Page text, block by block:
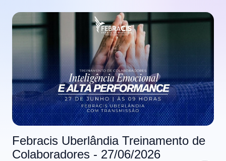
Febracis Uberlândia Treinamento de
Colaboradores - 27/06/2026